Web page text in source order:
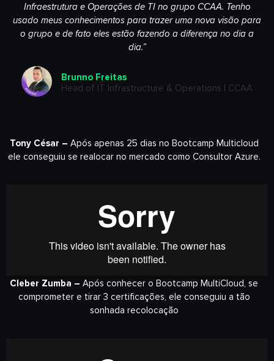
Infraestrutura e Operações de TI no grupo CCAA. Tenho
usado meus conhecimentos para trazer uma nova visão para
o grupo e de fato eles estão fazendo a diferença no dia a
dia.”
Brunno Freitas
Head of IT Infrastructure & Operations | CCAA
Tony César – Após apenas 25 dias no Bootcamp Multicloud
ele conseguiu se realocar no mercado como Consultor Azure.
Cleber Zumba – Após conhecer o Bootcamp MultiCloud, se
comprometer e tirar 3 certificações, ele conseguiu a tão
sonhada recolocação